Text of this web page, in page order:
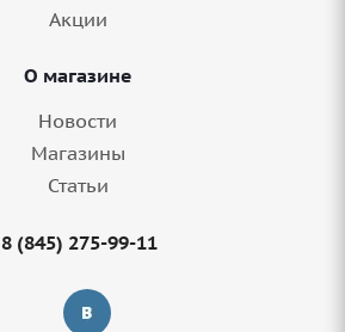
Акции
О магазине
Новости
Магазины
Статьи
8 (845) 275-99-11